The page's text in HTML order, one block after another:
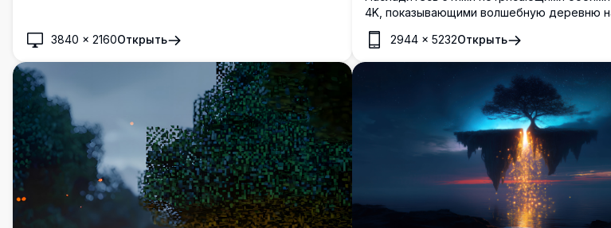
3840 × 2160Открыть
4K, показывающими волшебную деревню
светящимися окнами, плавающими
мирными отражениями канала. Эта
высококачественная работа передает
атмосферу уютного вечера в пиксельном
2944 ×5232Открыть